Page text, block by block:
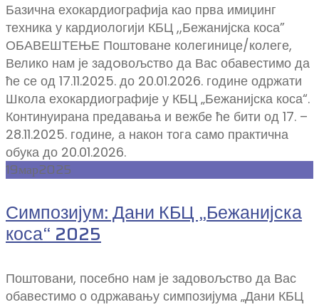
Базична ехокардиографија као прва имиџинг
техника у кардиологији КБЦ ,,Бежанијска коса”
ОБАВЕШТЕЊЕ Поштоване колегинице/колеге,
Велико нам је задoвољство да Вас обавестимо да
ће се од 17.11.2025. до 20.01.2026. године одржати
Школа ехокардиографије у КБЦ „Бежанијска коса“.
Континуирана предавања и вежбе ће бити од 17. –
28.11.2025. године, а након тога само практична
обука до 20.01.2026.
19мар2025
Симпозијум: Дани КБЦ „Бежанијска
коса“ 2025
Поштовани, посебно нам је задовољство да Вас
обавестимо о одржавању симпозијума „Дани КБЦ